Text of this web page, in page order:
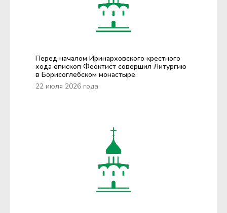
Перед началом Иринарховского крестного
хода епископ Феоктист совершил Литургию
в Борисоглебском монастыре
22 июля 2026 года